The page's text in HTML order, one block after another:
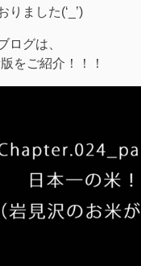
りました(‘_’)
ログは、
をご紹介！！！